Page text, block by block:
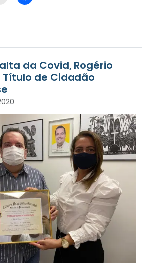
da Covid, Rogério
Título de Cidadão